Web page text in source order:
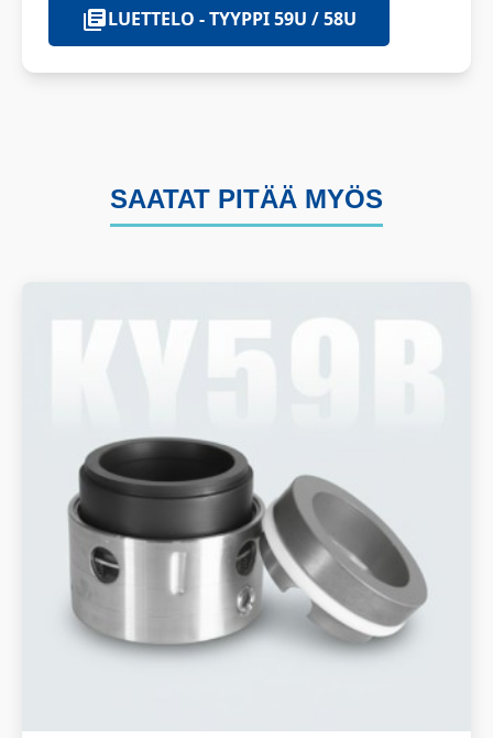
LUETTELO - TYYPPI 59U / 58U
SAATAT PITÄÄ MYÖS